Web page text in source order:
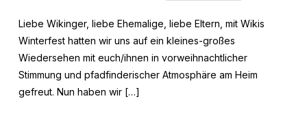
Liebe Wikinger, liebe Ehemalige, liebe Eltern, mit Wikis
Winterfest hatten wir uns auf ein kleines-großes
Wiedersehen mit euch/ihnen in vorweihnachtlicher
Stimmung und pfadfinderischer Atmosphäre am Heim
gefreut. Nun haben wir […]